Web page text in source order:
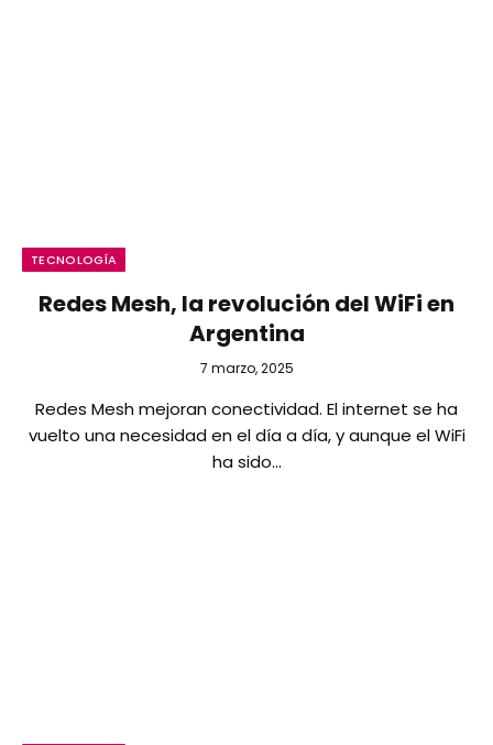
TECNOLOGÍA
Redes Mesh, la revolución del WiFi en
Argentina
7 marzo, 2025
Redes Mesh mejoran conectividad. El internet se ha
vuelto una necesidad en el día a día, y aunque el WiFi
ha sido…